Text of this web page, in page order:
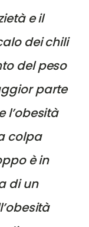
e il
dei chili
del peso
parte
l’obesità
colpa
è in
di un